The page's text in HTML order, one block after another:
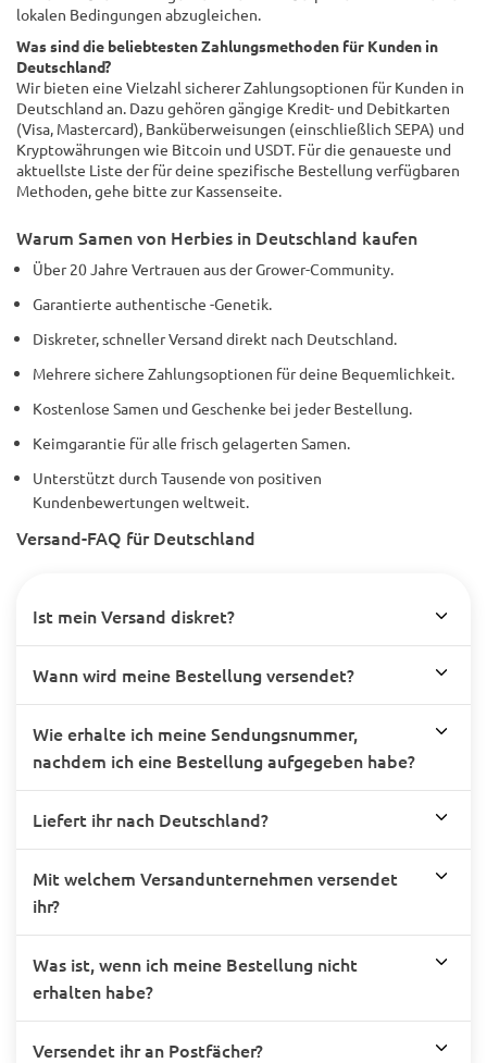
lokalen Bedingungen abzugleichen.
Was sind die beliebtesten Zahlungsmethoden für Kunden in
Deutschland?
Wir bieten eine Vielzahl sicherer Zahlungsoptionen für Kunden in
Deutschland an. Dazu gehören gängige Kredit- und Debitkarten
(Visa, Mastercard), Banküberweisungen (einschließlich SEPA) und
Kryptowährungen wie Bitcoin und USDT. Für die genaueste und
aktuellste Liste der für deine spezifische Bestellung verfügbaren
Methoden, gehe bitte zur Kassenseite.
Warum Samen von Herbies in Deutschland kaufen
Über 20 Jahre Vertrauen aus der Grower-Community.
Garantierte authentische -Genetik.
Diskreter, schneller Versand direkt nach Deutschland.
Mehrere sichere Zahlungsoptionen für deine Bequemlichkeit.
Kostenlose Samen und Geschenke bei jeder Bestellung.
Keimgarantie für alle frisch gelagerten Samen.
Unterstützt durch Tausende von positiven
Kundenbewertungen weltweit.
Versand-FAQ für Deutschland
Ist mein Versand diskret?
Wann wird meine Bestellung versendet?
Wie erhalte ich meine Sendungsnummer,
nachdem ich eine Bestellung aufgegeben habe?
Liefert ihr nach Deutschland?
Mit welchem Versandunternehmen versendet
ihr?
Was ist, wenn ich meine Bestellung nicht
erhalten habe?
Versendet ihr an Postfächer?